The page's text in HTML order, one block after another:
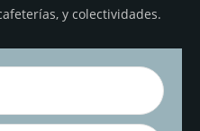
y colectividades.